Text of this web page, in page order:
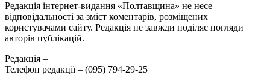
Редакція інтернет-видання «Полтавщина» не несе
відповідальності за зміст коментарів, розміщених
користувачами сайту. Редакція не завжди поділяє погляди
авторів публікацій.
Редакція –
Телефон редакції – (095) 794-29-25